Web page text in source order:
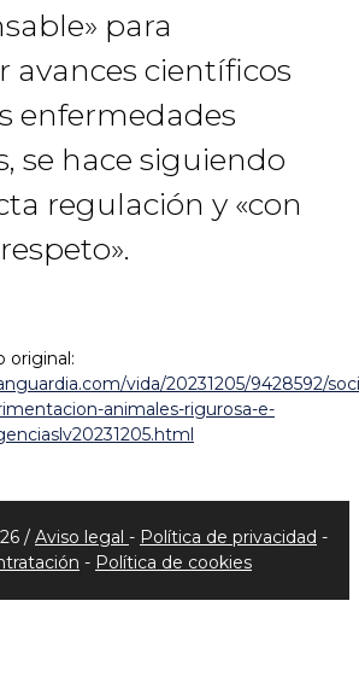
para
avances científicos
enfermedades
se hace siguiendo
regulación y «con
original:
vida/20231205/9428592/
animales-rigurosa-e-
/ Aviso legal - Política de privacidad -
- Política de cookies